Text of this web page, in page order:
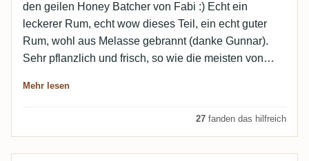
den geilen Honey Batcher von Fabi :) Echt ein
leckerer Rum, echt wow dieses Teil, ein echt guter
Rum, wohl aus Melasse gebrannt (danke Gunnar).
Sehr pflanzlich und frisch, so wie die meisten von
Mehr lesen
27 fanden das hilfreich